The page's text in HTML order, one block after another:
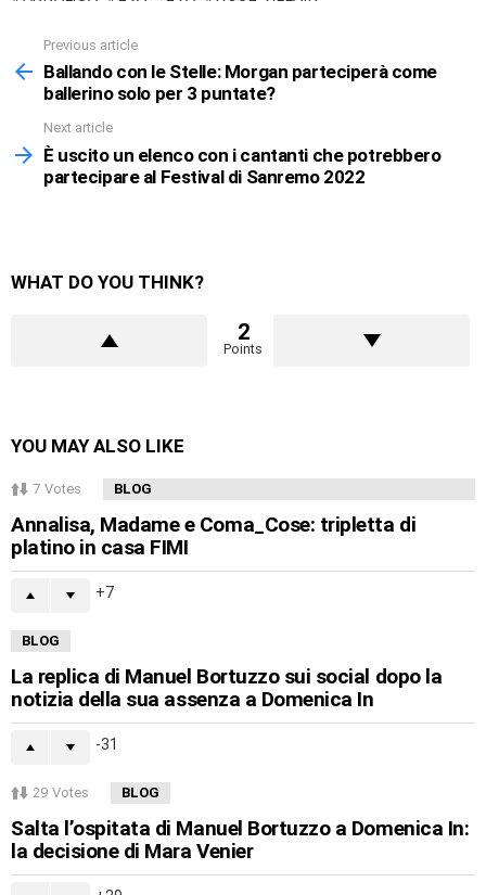
more
Previous article
Ballando con le Stelle: Morgan parteciperà come
ballerino solo per 3 puntate?
Next article
È uscito un elenco con i cantanti che potrebbero
partecipare al Festival di Sanremo 2022
WHAT DO YOU THINK?
2
Points
YOU MAY ALSO LIKE
7 Votes BLOG
Annalisa, Madame e Coma_Cose: tripletta di
platino in casa FIMI
7
BLOG
La replica di Manuel Bortuzzo sui social dopo la
notizia della sua assenza a Domenica In
-31
29 Votes BLOG
Salta l’ospitata di Manuel Bortuzzo a Domenica In:
la decisione di Mara Venier